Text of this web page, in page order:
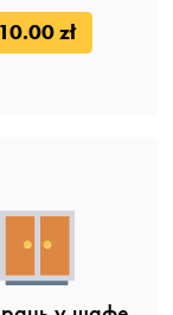
10.00 zł